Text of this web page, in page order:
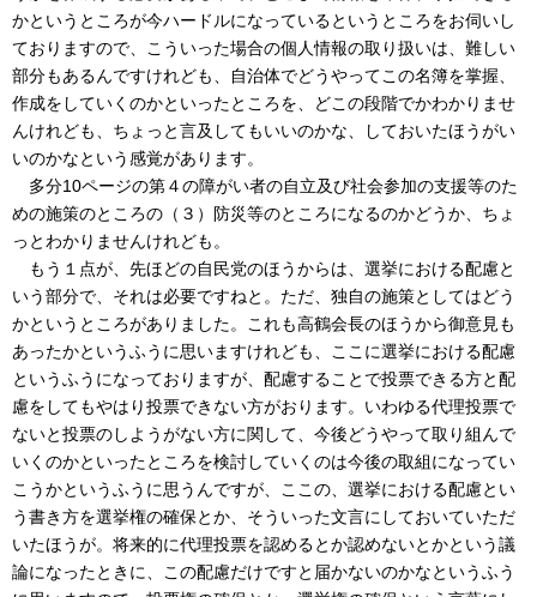
かというところが今ハードルになっているというところをお伺いし
ておりますので、こういった場合の個人情報の取り扱いは、難しい
部分もあるんですけれども、自治体でどうやってこの名簿を掌握、
作成をしていくのかといったところを、どこの段階でかわかりませ
んけれども、ちょっと言及してもいいのかな、しておいたほうがい
いのかなという感覚があります。
多分10ページの第４の障がい者の自立及び社会参加の支援等のた
めの施策のところの（３）防災等のところになるのかどうか、ちょ
っとわかりませんけれども。
もう１点が、先ほどの自民党のほうからは、選挙における配慮と
いう部分で、それは必要ですねと。ただ、独自の施策としてはどう
かというところがありました。これも高鶴会長のほうから御意見も
あったかというふうに思いますけれども、ここに選挙における配慮
というふうになっておりますが、配慮することで投票できる方と配
慮をしてもやはり投票できない方がおります。いわゆる代理投票で
ないと投票のしようがない方に関して、今後どうやって取り組んで
いくのかといったところを検討していくのは今後の取組になってい
こうかというふうに思うんですが、ここの、選挙における配慮とい
う書き方を選挙権の確保とか、そういった文言にしておいていただ
いたほうが。将来的に代理投票を認めるとか認めないとかという議
論になったときに、この配慮だけですと届かないのかなというふう